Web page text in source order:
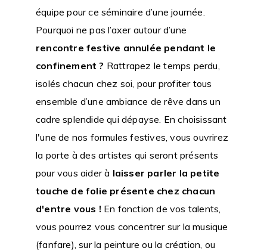
équipe pour ce séminaire d’une journée.
Pourquoi ne pas l’axer autour d’une
rencontre festive annulée pendant le
confinement ? Rattrapez le temps perdu,
isolés chacun chez soi, pour profiter tous
ensemble d’une ambiance de rêve dans un
cadre splendide qui dépayse. En choisissant
l'une de nos formules festives, vous ouvrirez
la porte à des artistes qui seront présents
pour vous aider à laisser parler la petite
touche de folie présente chez chacun
d'entre vous ! En fonction de vos talents,
vous pourrez vous concentrer sur la musique
(fanfare), sur la peinture ou la création, ou